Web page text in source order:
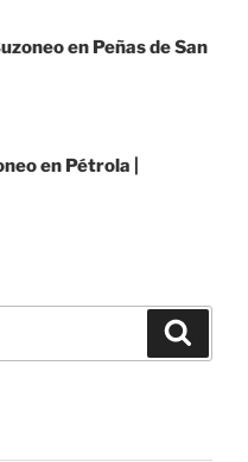
en Peñas de San
en Pétrola |